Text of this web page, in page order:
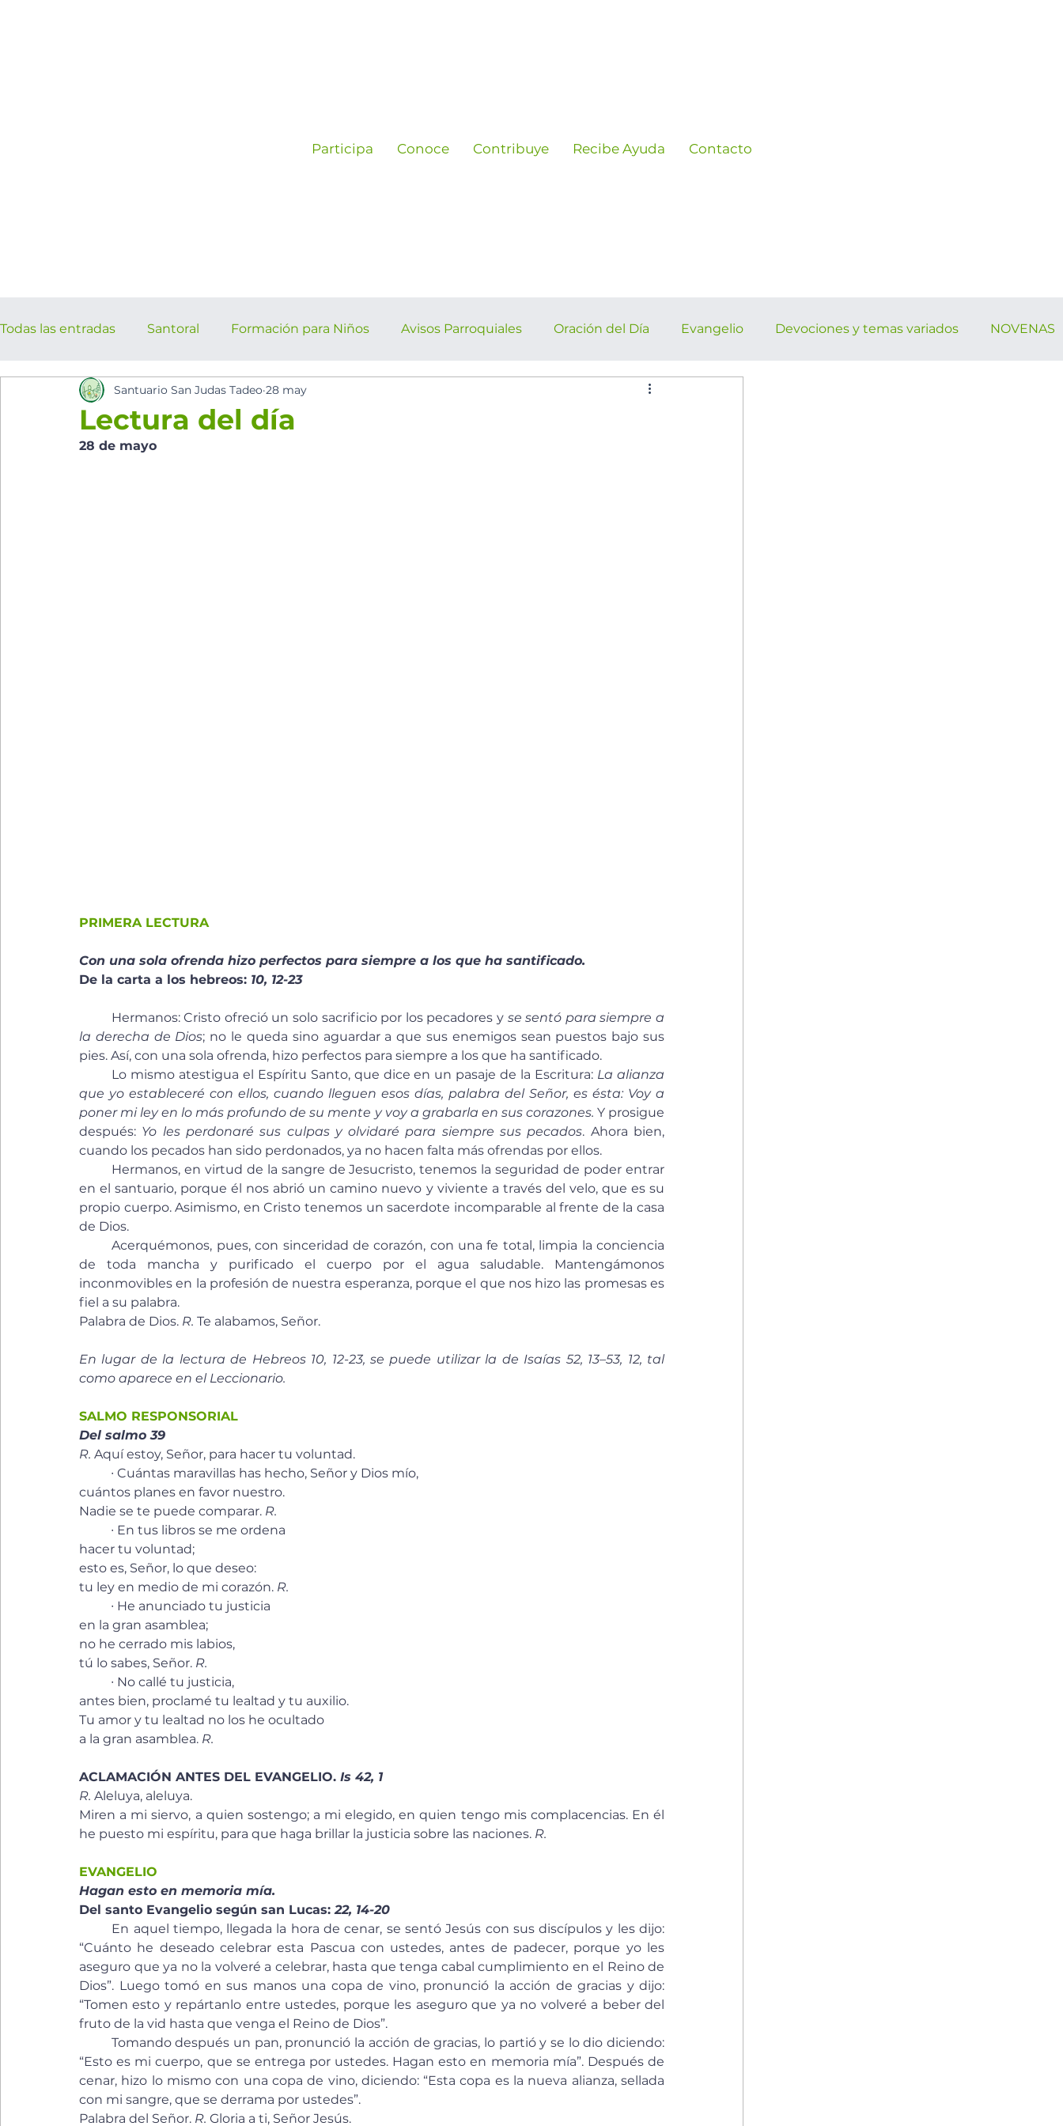
Participa Conoce Contribuye Recibe Ayuda Contacto
Todas las entradas Santoral Formación para Niños Avisos Parroquiales Oración del Día Evangelio Devociones y temas variados NOVENAS
los cinco minutos del espíritu Sant Eventos Parroquiales
Lectura del día
Santuario San Judas Tadeo 28 may
28 de mayo
PRIMERA LECTURA
Con una sola ofrenda hizo perfectos para siempre a los que ha santificado.
De la carta a los hebreos: 10, 12-23
	Hermanos: Cristo ofreció un solo sacrificio por los pecadores y
se sentó para siempre a
la derecha de Dios; no le queda sino aguardar a que sus enemigos sean puestos bajo sus
pies. Así, con una sola ofrenda, hizo perfectos para siempre a los que ha santificado.
	Lo mismo atestigua el Espíritu Santo, que dice en un pasaje de la Escritura:
La alianza
que yo estableceré con ellos, cuando lleguen esos días, palabra del Señor, es ésta: Voy a
poner mi ley en lo más profundo de su mente y voy a grabarla en sus corazones. Y prosigue
después: Yo les perdonaré sus culpas y olvidaré para siempre sus pecados. Ahora bien,
cuando los pecados han sido perdonados, ya no hacen falta más ofrendas por ellos.
en el santuario, porque él nos abrió un camino nuevo y viviente a través del velo, que es su
propio cuerpo. Asimismo, en Cristo tenemos un sacerdote incomparable al frente de la casa
de Dios.
	Acerquémonos, pues, con sinceridad de corazón, con una fe total, limpia la conciencia
de toda mancha y purificado el cuerpo por el agua saludable. Mantengámonos
inconmovibles en la profesión de nuestra esperanza, porque el que nos hizo las promesas es
fiel a su palabra.
Palabra de Dios. R. Te alabamos, Señor.
En lugar de la lectura de Hebreos 10, 12-23, se puede utilizar la de Isaías 52, 13–53, 12, tal
como aparece en el Leccionario.
SALMO RESPONSORIAL
Del salmo 39
R. Aquí estoy, Señor, para hacer tu voluntad.
	∙ Cuántas maravillas has hecho, Señor y Dios mío,
cuántos planes en favor nuestro.
Nadie se te puede comparar. R.
	∙ En tus libros se me ordena
hacer tu voluntad;
esto es, Señor, lo que deseo:
tu ley en medio de mi corazón. R.
	∙ He anunciado tu justicia
en la gran asamblea;
no he cerrado mis labios,
tú lo sabes, Señor. R.
	∙ No callé tu justicia,
antes bien, proclamé tu lealtad y tu auxilio.
Tu amor y tu lealtad no los he ocultado
a la gran asamblea. R.
ACLAMACIÓN ANTES DEL EVANGELIO. Is 42, 1
R. Aleluya, aleluya.
Miren a mi siervo, a quien sostengo; a mi elegido, en quien tengo mis complacencias. En él
he puesto mi espíritu, para que haga brillar la justicia sobre las naciones. R.
EVANGELIO
Hagan esto en memoria mía.
Del santo Evangelio según san Lucas: 22, 14-20
“Cuánto he deseado celebrar esta Pascua con ustedes, antes de padecer, porque yo les
aseguro que ya no la volveré a celebrar, hasta que tenga cabal cumplimiento en el Reino de
Dios”. Luego tomó en sus manos una copa de vino, pronunció la acción de gracias y dijo:
“Tomen esto y repártanlo entre ustedes, porque les aseguro que ya no volveré a beber del
fruto de la vid hasta que venga el Reino de Dios”.
“Esto es mi cuerpo, que se entrega por ustedes. Hagan esto en memoria mía”. Después de
cenar, hizo lo mismo con una copa de vino, diciendo: “Esta copa es la nueva alianza, sellada
con mi sangre, que se derrama por ustedes”.
Palabra del Señor. R. Gloria a ti, Señor Jesús.